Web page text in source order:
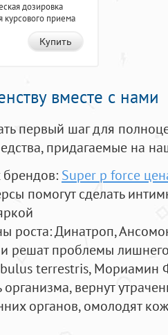
дозировка
курсового приема
Купить
вместе с нами
первый шаг для
придагаемые на
Super p force
помогут сделать
роста: Динатроп,
решат проблемы
terrestris, Мориамин
вернут
органов, омолодят